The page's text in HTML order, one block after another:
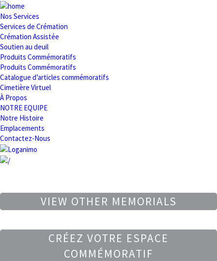
Nos Services
Services de Crémation
Crémation Assistée
Soutien au deuil
Produits Commémoratifs
Produits Commémoratifs
Catalogue d’articles commémoratifs
Cimetière Virtuel
À Propos
NOTRE EQUIPE
Notre Histoire
Emplacements
Contactez-Nous
VIEW OTHER MEMORIALS
CRÉEZ VOTRE ESPACE
COMMÉMORATIF